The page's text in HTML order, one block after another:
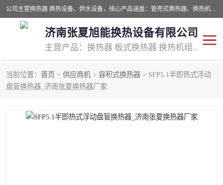
公司主营换热器.换热设备、供水设备，核心产品涵盖：管壳式换热器、换热机组、不锈钢组合式水箱、水处理设备等，提供非标设备集生产、销售、安装一体化服务，可满足全国酒店、学校、医院、商业综合体、工业项目等多场景换热与供水需求。
济南张夏旭能换热设备有限公司
主营产品：换热器 板式换热器 换热机组 供水设备 水处理设备
当前位置： 首页 > 供应商机 > 容积式换热器 > SFP5.1半即热式浮动
盘管换热器_济南张夏换热器厂家
管壳式换热器
汽水换热机组 板式换热设备